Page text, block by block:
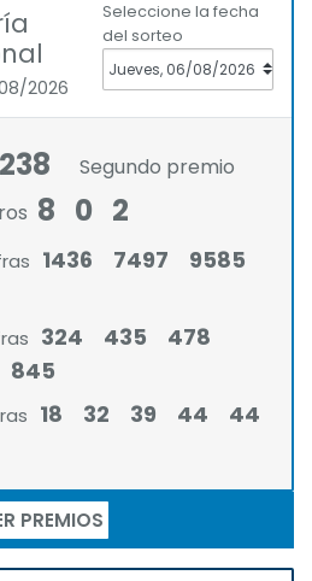
2026
Seleccione la fecha
del sorteo
Segundo premio
8 0 2
1436 7497
9585
324 435
478
845
18 32 39 44
44
PREMIOS